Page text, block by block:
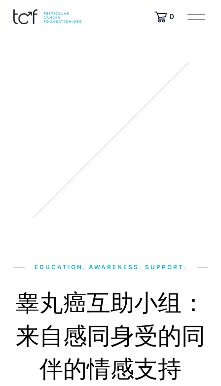
0
打
EDUCATION. AWARENESS. SUPPORT.
睾丸癌互助小组：
来自感同身受的同
伴的情感支持